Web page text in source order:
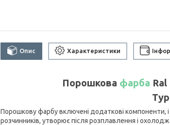
Опис Характеристики
Порошкова фарба Ral
Порошкову фарбу включені додаткові компоненти,
розчинників, утворює після розплавлення і